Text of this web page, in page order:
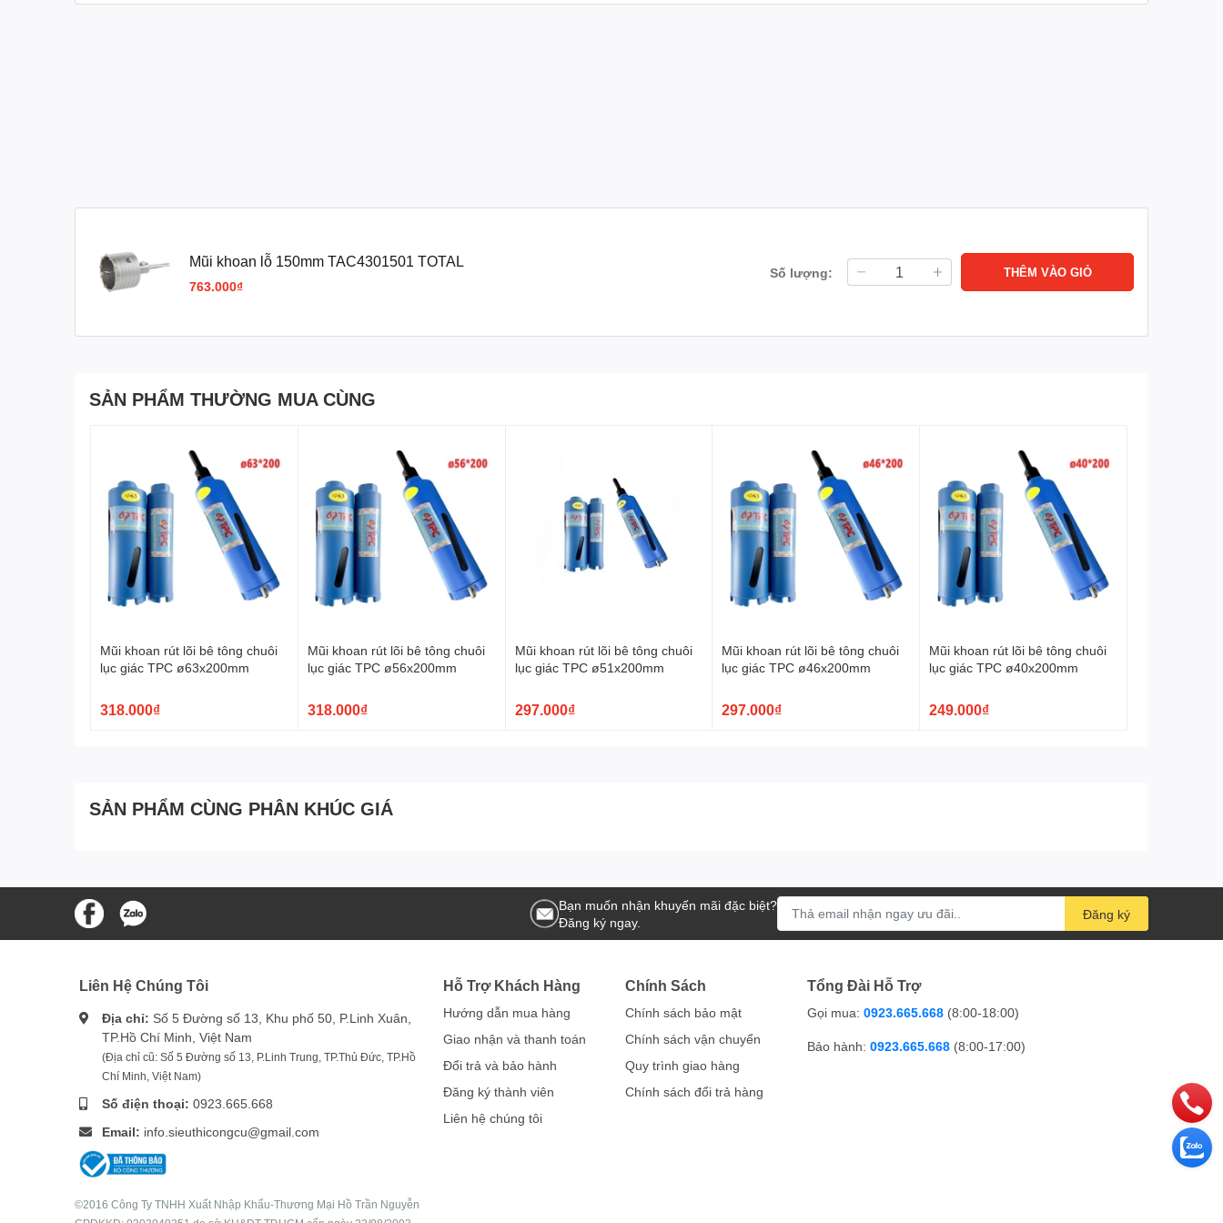
Mũi khoan lỗ 150mm TAC4301501 TOTAL
763.000₫
Số lượng: THÊM VÀO GIỎ
SẢN PHẨM THƯỜNG MUA CÙNG
Mũi khoan rút lõi bê tông chuôi
lục giác TPC ø63x200mm
318.000₫
Mũi khoan rút lõi bê tông chuôi
lục giác TPC ø56x200mm
318.000₫
Mũi khoan rút lõi bê tông chuôi
lục giác TPC ø51x200mm
297.000₫
Mũi khoan rút lõi bê tông chuôi
lục giác TPC ø46x200mm
297.000₫
Mũi khoan rút lõi bê tông chuôi
lục giác TPC ø40x200mm
249.000₫
SẢN PHẨM CÙNG PHÂN KHÚC GIÁ
Bạn muốn nhận khuyến mãi đặc biệt?
Đăng ký ngay.
Đăng ký
Liên Hệ Chúng Tôi
Địa chỉ: Số 5 Đường số 13, Khu phố 50, P.Linh Xuân,
TP.Hồ Chí Minh, Việt Nam
(Địa chỉ cũ: Số 5 Đường số 13, P.Linh Trung, TP.Thủ Đức, TP.Hồ
Chí Minh, Việt Nam)
Số điện thoại: 0923.665.668
Email: info.sieuthicongcu@gmail.com
Hỗ Trợ Khách Hàng
Hướng dẫn mua hàng
Giao nhận và thanh toán
Đổi trả và bảo hành
Đăng ký thành viên
Liên hệ chúng tôi
Chính Sách
Chính sách bảo mật
Chính sách vận chuyển
Quy trình giao hàng
Chính sách đổi trả hàng
Tổng Đài Hỗ Trợ
Gọi mua: 0923.665.668 (8:00-18:00)
Bảo hành: 0923.665.668 (8:00-17:00)
©2016 Công Ty TNHH Xuất Nhập Khẩu-Thương Mại Hồ Trần Nguyễn